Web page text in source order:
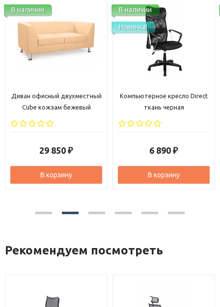
В наличии
Диван офисный двухместный
Cube кожзам бежевый
29 850 ₽
В корзину
В наличии
Новинка!
Компьютерное кресло Direct
ткань черная
6 890 ₽
В корзину
Рекомендуем посмотреть